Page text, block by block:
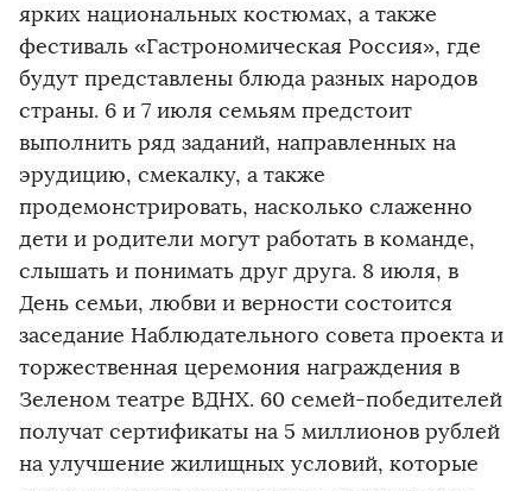
ярких национальных костюмах, а также
фестиваль «Гастрономическая Россия», где
будут представлены блюда разных народов
страны. 6 и 7 июля семьям предстоит
выполнить ряд заданий, направленных на
эрудицию, смекалку, а также
продемонстрировать, насколько слаженно
дети и родители могут работать в команде,
слышать и понимать друг друга. 8 июля, в
День семьи, любви и верности состоится
заседание Наблюдательного совета проекта и
торжественная церемония награждения в
Зеленом театре ВДНХ. 60 семей-победителей
получат сертификаты на 5 миллионов рублей
на улучшение жилищных условий, которые